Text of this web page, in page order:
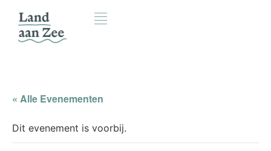
« Alle Evenementen
Dit evenement is voorbij.